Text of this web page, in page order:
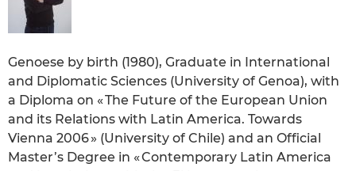
Genoese by birth (1980), Graduate in International
and Diplomatic Sciences (University of Genoa), with
a Diploma on « The Future of the European Union
and its Relations with Latin America. Towards
Vienna 2006 » (University of Chile) and an Official
Master’s Degree in « Contemporary Latin America